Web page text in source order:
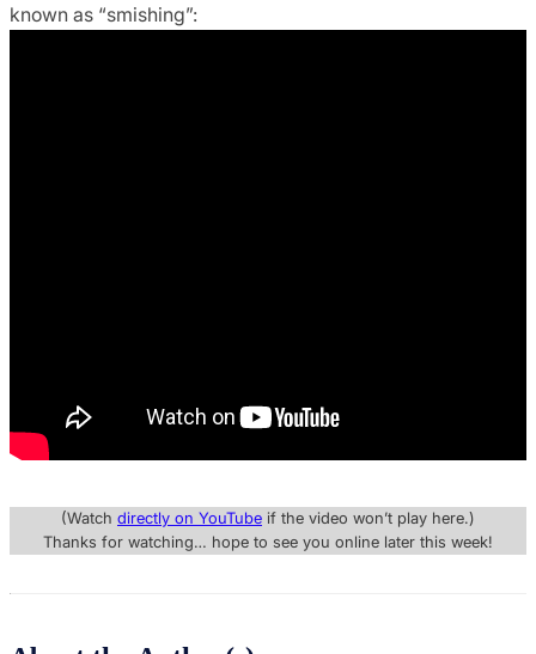
known as “smishing”:
(Watch directly on YouTube if the video won’t play here.)
Thanks for watching… hope to see you online later this week!